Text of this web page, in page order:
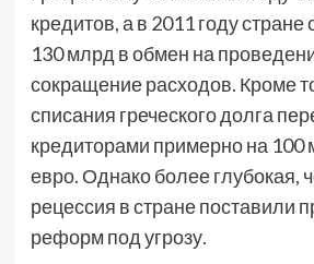
кредитов, а в 2011 году
130 млрд в обмен на
сокращение расходов. Кроме
списания греческого долга
кредиторами примерно на
евро. Однако более глубокая,
рецессия в стране поставили
реформ под угрозу.